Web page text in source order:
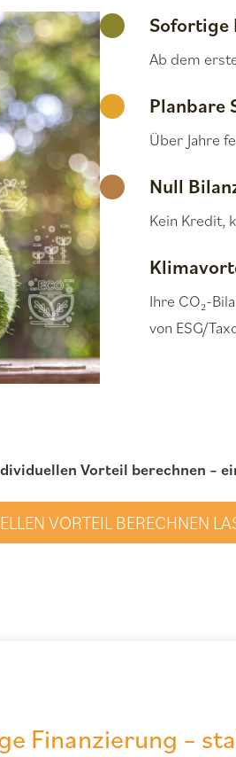
Sofortige
Ab dem
Planbare
Über Jahre
Null
Kein Kredit,
Ihre CO₂-
von ESG/
Vorteil berechnen –
VORTEIL BERECHNEN
Finanzierung –